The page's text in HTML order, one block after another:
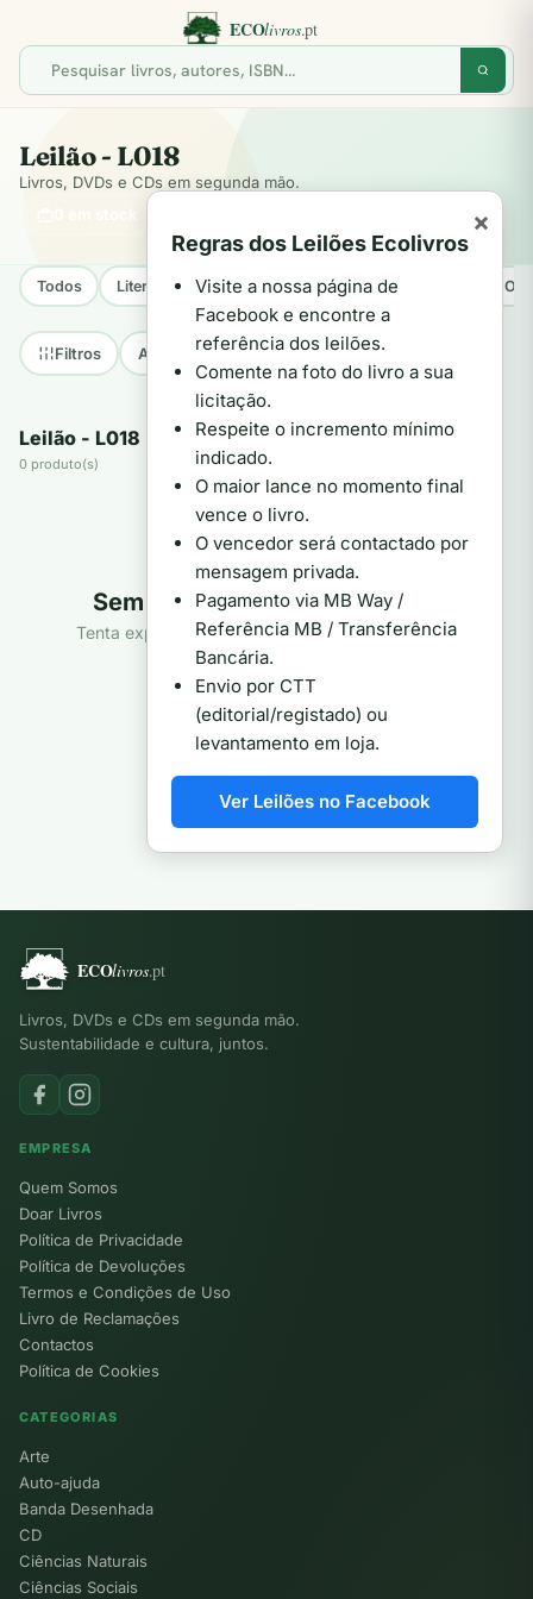
Leilão - L018
Livros, DVDs e CDs em segunda mão.
Todos Literatura Internacional Literatura Portuguesa
Filtros Até 2€ 2€–5€ 5€–10€
Leilão - L018
0 produto(s)
Sem produtos nesta categoria
Tenta explorar outra categoria ou ver toda a loja.
Ver todos os produtos
Livros, DVDs e CDs em segunda mão.
Sustentabilidade e cultura, juntos.
EMPRESA
Quem Somos
Doar Livros
Política de Privacidade
Política de Devoluções
Termos e Condições de Uso
Livro de Reclamações
Contactos
Política de Cookies
CATEGORIAS
Arte
Auto-ajuda
Banda Desenhada
CD
Ciências Naturais
Ciências Sociais
×
Regras dos Leilões Ecolivros
Visite a nossa página de
Facebook e encontre a
referência dos leilões.
Comente na foto do livro a sua
licitação.
Respeite o incremento mínimo
indicado.
O maior lance no momento final
vence o livro.
O vencedor será contactado por
mensagem privada.
Pagamento via MB Way /
Referência MB / Transferência
Bancária.
Envio por CTT
(editorial/registado) ou
levantamento em loja.
Ver Leilões no Facebook